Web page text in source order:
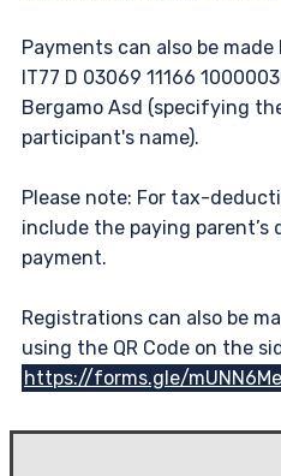
Payments can also be
IT77 D 03069 11166
Bergamo Asd (specifying
participant's name).
Please note: For tax-
include the paying
payment.
Registrations can also be
using the QR Code on the
https://forms.gle/